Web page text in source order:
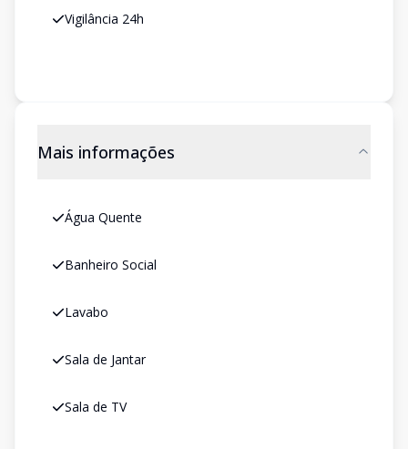
Vigilância 24h
Mais informações
Água Quente
Banheiro Social
Lavabo
Sala de Jantar
Sala de TV